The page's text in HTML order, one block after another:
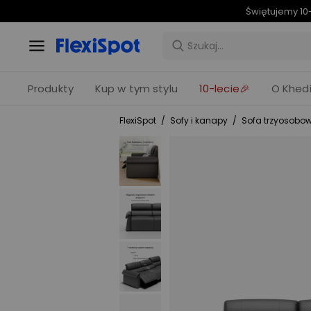
Świętujemy
Produkty Kup w tym stylu 10-lecie🎉 O
FlexiSpot / Sofy i kanapy / Sofa